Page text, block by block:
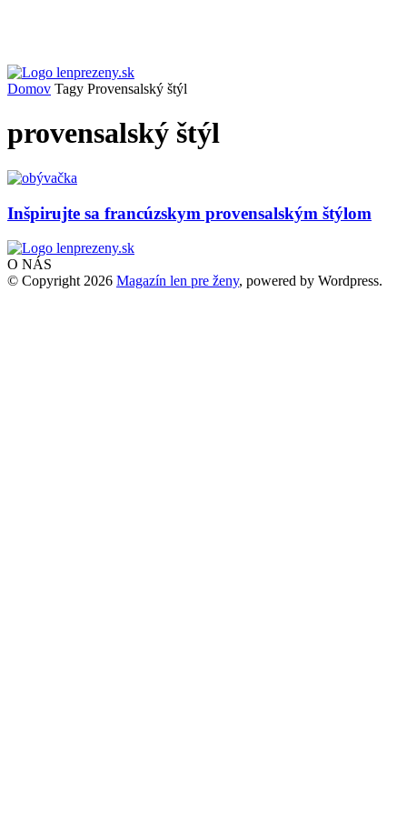
Domov Tagy Provensalský štýl
provensalský štýl
Inšpirujte sa francúzskym provensalským štýlom
O NÁS
© Copyright 2026 Magazín len pre ženy, powered by Wordpress.